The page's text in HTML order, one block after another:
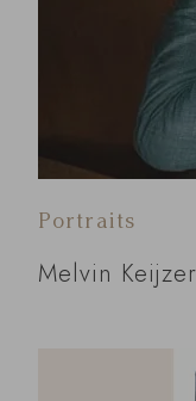
Portraits
Melvin